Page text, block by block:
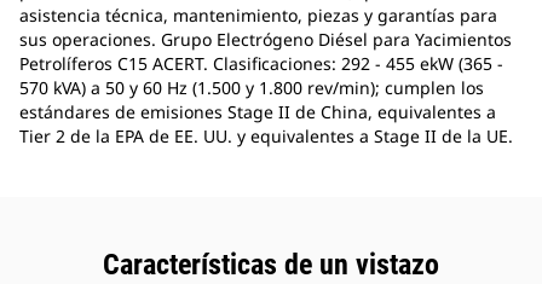
asistencia técnica, mantenimiento, piezas y garantías para
sus operaciones. Grupo Electrógeno Diésel para Yacimientos
Petrolíferos C15 ACERT. Clasificaciones: 292 - 455 ekW (365 -
570 kVA) a 50 y 60 Hz (1.500 y 1.800 rev/min); cumplen los
estándares de emisiones Stage II de China, equivalentes a
Tier 2 de la EPA de EE. UU. y equivalentes a Stage II de la UE.
Características de un vistazo